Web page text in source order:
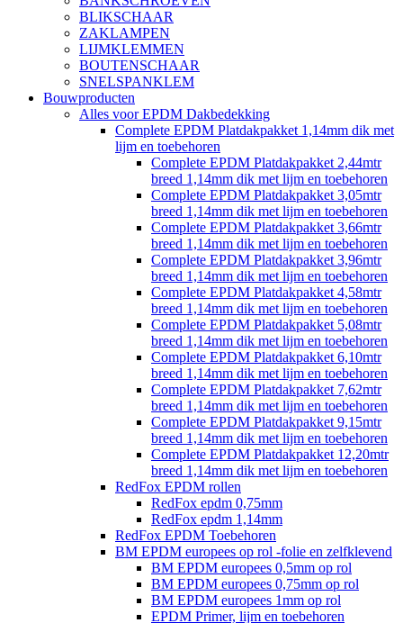
BLIKSCHAAR
ZAKLAMPEN
LIJMKLEMMEN
BOUTENSCHAAR
SNELSPANKLEM
Bouwproducten
Alles voor EPDM Dakbedekking
Complete EPDM Platdakpakket 1,14mm dik met
lijm en toebehoren
Complete EPDM Platdakpakket 2,44mtr
breed 1,14mm dik met lijm en toebehoren
Complete EPDM Platdakpakket 3,05mtr
breed 1,14mm dik met lijm en toebehoren
Complete EPDM Platdakpakket 3,66mtr
breed 1,14mm dik met lijm en toebehoren
Complete EPDM Platdakpakket 3,96mtr
breed 1,14mm dik met lijm en toebehoren
Complete EPDM Platdakpakket 4,58mtr
breed 1,14mm dik met lijm en toebehoren
Complete EPDM Platdakpakket 5,08mtr
breed 1,14mm dik met lijm en toebehoren
Complete EPDM Platdakpakket 6,10mtr
breed 1,14mm dik met lijm en toebehoren
Complete EPDM Platdakpakket 7,62mtr
breed 1,14mm dik met lijm en toebehoren
Complete EPDM Platdakpakket 9,15mtr
breed 1,14mm dik met lijm en toebehoren
Complete EPDM Platdakpakket 12,20mtr
breed 1,14mm dik met lijm en toebehoren
RedFox EPDM rollen
RedFox epdm 0,75mm
RedFox epdm 1,14mm
RedFox EPDM Toebehoren
BM EPDM europees op rol -folie en zelfklevend
BM EPDM europees 0,5mm op rol
BM EPDM europees 0,75mm op rol
BM EPDM europees 1mm op rol
EPDM Primer, lijm en toebehoren